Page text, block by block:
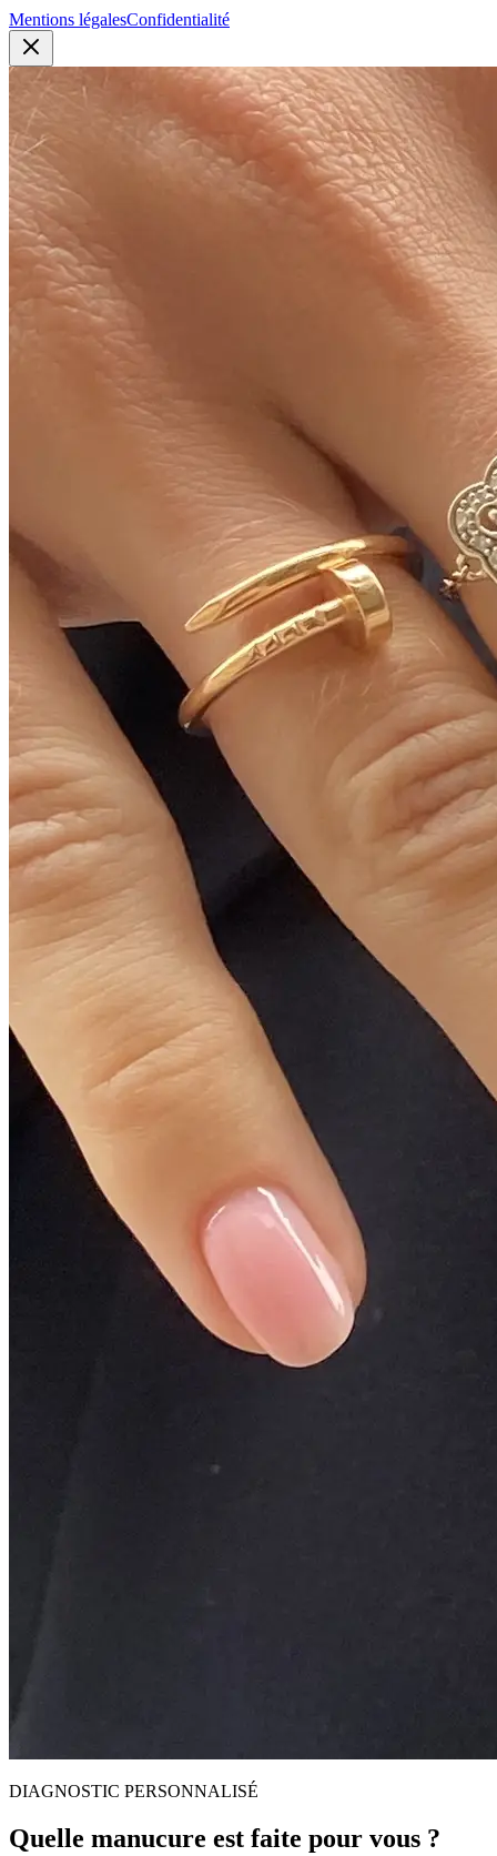
Mentions légalesConfidentialité
DIAGNOSTIC PERSONNALISÉ
Quelle manucure est faite pour vous ?